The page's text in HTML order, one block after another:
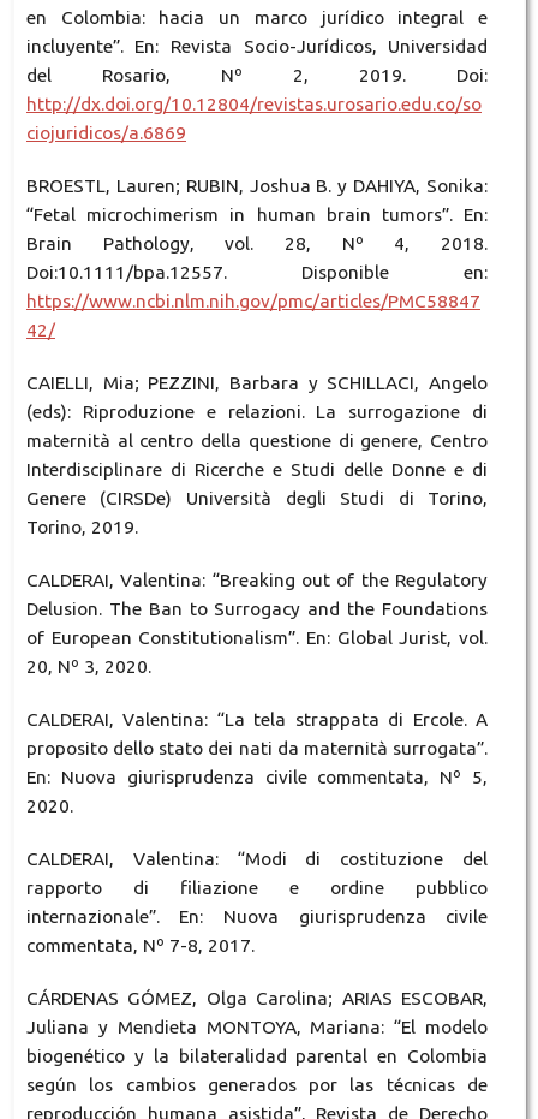
en Colombia: hacia un marco jurídico integral e
incluyente”. En: Revista Socio-Jurídicos, Universidad
del Rosario, Nº 2, 2019. Doi:
http://dx.doi.org/10.12804/revistas.urosario.edu.co/so
ciojuridicos/a.6869
BROESTL, Lauren; RUBIN, Joshua B. y DAHIYA, Sonika:
“Fetal microchimerism in human brain tumors”. En:
Brain Pathology, vol. 28, Nº 4, 2018.
Doi:10.1111/bpa.12557. Disponible en:
https://www.ncbi.nlm.nih.gov/pmc/articles/PMC58847
42/
CAIELLI, Mia; PEZZINI, Barbara y SCHILLACI, Angelo
(eds): Riproduzione e relazioni. La surrogazione di
maternità al centro della questione di genere, Centro
Interdisciplinare di Ricerche e Studi delle Donne e di
Genere (CIRSDe) Università degli Studi di Torino,
Torino, 2019.
CALDERAI, Valentina: “Breaking out of the Regulatory
Delusion. The Ban to Surrogacy and the Foundations
of European Constitutionalism”. En: Global Jurist, vol.
20, Nº 3, 2020.
CALDERAI, Valentina: “La tela strappata di Ercole. A
proposito dello stato dei nati da maternità surrogata”.
En: Nuova giurisprudenza civile commentata, Nº 5,
2020.
CALDERAI, Valentina: “Modi di costituzione del
rapporto di filiazione e ordine pubblico
internazionale”. En: Nuova giurisprudenza civile
commentata, Nº 7-8, 2017.
CÁRDENAS GÓMEZ, Olga Carolina; ARIAS ESCOBAR,
Juliana y Mendieta MONTOYA, Mariana: “El modelo
biogenético y la bilateralidad parental en Colombia
según los cambios generados por las técnicas de
reproducción humana asistida”, Revista de Derecho